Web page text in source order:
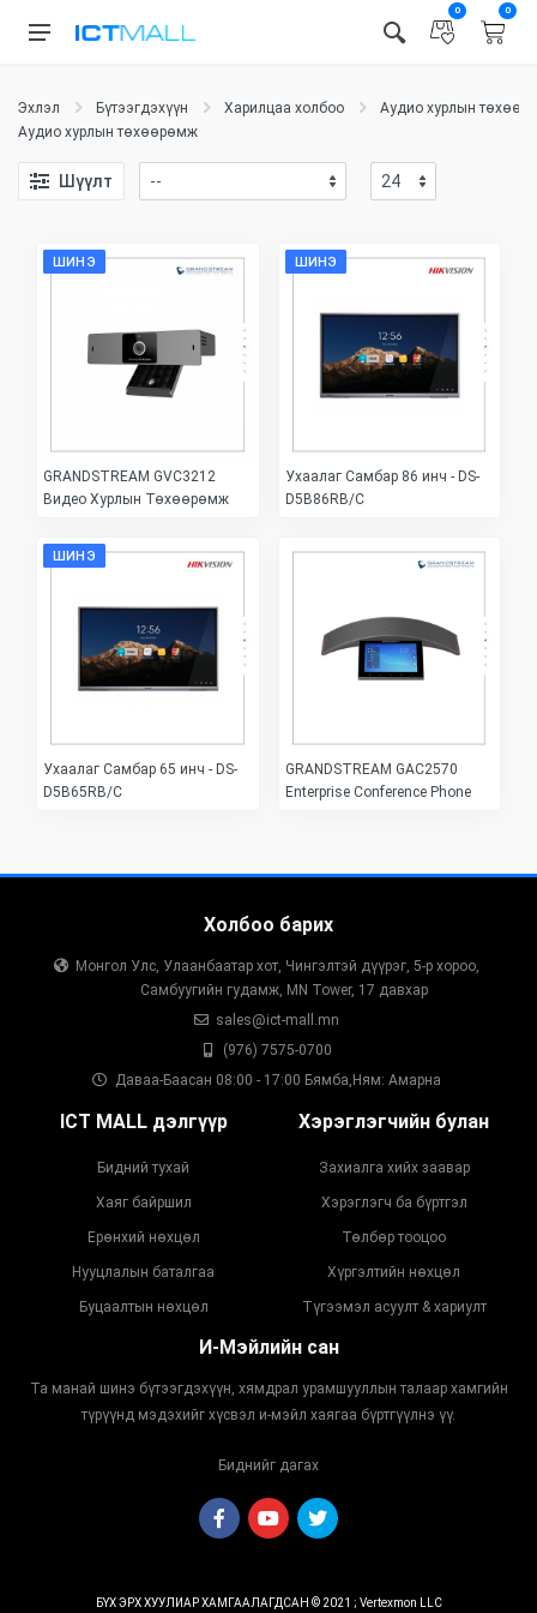
0 0
Эхлэл Бүтээгдэхүүн Харилцаа холбоо
Аудио хурлын
Аудио хурлын төхөөрөмж
Шүүлт
ШИНЭ
GRANDSTREAM GVC3212
Видео Хурлын Төхөөрөмж
ШИНЭ
Ухаалаг Самбар 86 инч - DS-
D5B86RB/C
ШИНЭ
Ухаалаг Самбар 65 инч - DS-
D5B65RB/C
GRANDSTREAM GAC2570
Enterprise Conference Phone
Холбоо барих
Монгол Улс, Улаанбаатар хот, Чингэлтэй дүүрэг, 5-р хороо,
Самбуугийн гудамж, MN Tower, 17 давхар
sales@ict-mall.mn
(976) 7575-0700
Даваа-Баасан 08:00 - 17:00 Бямба,Ням: Амарна
ICT MALL дэлгүүр
Бидний тухай
Хаяг байршил
Ерөнхий нөхцөл
Нууцлалын баталгаа
Буцаалтын нөхцөл
Хэрэглэгчийн булан
Захиалга хийх заавар
Хэрэглэгч ба бүртгэл
Төлбөр тооцоо
Хүргэлтийн нөхцөл
Түгээмэл асуулт & хариулт
И-Мэйлийн сан
Та манай шинэ бүтээгдэхүүн, хямдрал урамшууллын талаар хамгийн
түрүүнд мэдэхийг хүсвэл и-мэйл хаягаа бүртгүүлнэ үү.
Биднийг дагах
БҮХ ЭРХ ХУУЛИАР ХАМГААЛАГДСАН © 2021 ; Vertexmon LLC